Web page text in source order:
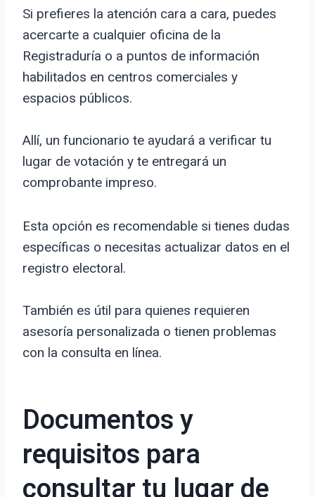
Si prefieres la atención cara a cara, puedes
acercarte a cualquier oficina de la
Registraduría o a puntos de información
habilitados en centros comerciales y
espacios públicos.
Allí, un funcionario te ayudará a verificar tu
lugar de votación y te entregará un
comprobante impreso.
Esta opción es recomendable si tienes dudas
específicas o necesitas actualizar datos en el
registro electoral.
También es útil para quienes requieren
asesoría personalizada o tienen problemas
con la consulta en línea.
Documentos y
requisitos para